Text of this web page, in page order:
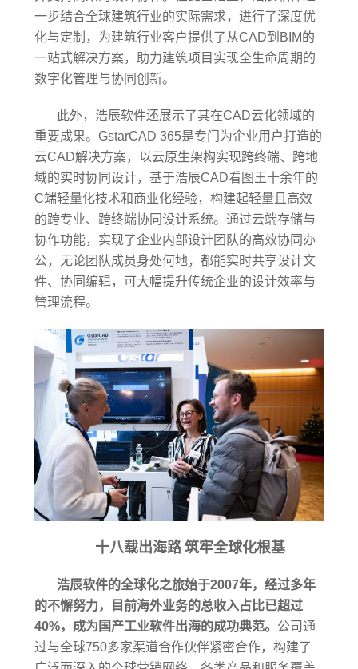
一步结合全球建筑行业的实际需求，进行了深度优
化与定制，为建筑行业客户提供了从CAD到BIM的
一站式解决方案，助力建筑项目实现全生命周期的
数字化管理与协同创新。
此外，浩辰软件还展示了其在CAD云化领域的
重要成果。GstarCAD 365是专门为企业用户打造的
云CAD解决方案，以云原生架构实现跨终端、跨地
域的实时协同设计，基于浩辰CAD看图王十余年的
C端轻量化技术和商业化经验，构建起轻量且高效
的跨专业、跨终端协同设计系统。通过云端存储与
协作功能，实现了企业内部设计团队的高效协同办
公，无论团队成员身处何地，都能实时共享设计文
件、协同编辑，可大幅提升传统企业的设计效率与
管理流程。
十八载出海路 筑牢全球化根基
浩辰软件的全球化之旅始于2007年，经过多年
的不懈努力，目前海外业务的总收入占比已超过
40%， 成为国产工业软件出海的成功典范。 公司通
过与全球750多家渠道合作伙伴紧密合作，构建了